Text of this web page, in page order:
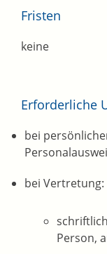
Fristen
keine
Erforderliche
bei
bei Vertretung:
Person,